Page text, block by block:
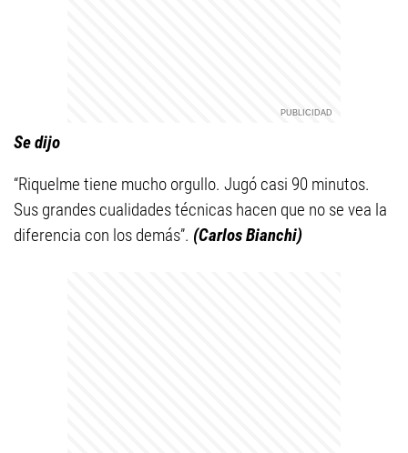
Se dijo
“Riquelme tiene mucho orgullo. Jugó casi 90 minutos.
Sus grandes cualidades técnicas hacen que no se vea la
diferencia con los demás”. (Carlos Bianchi)